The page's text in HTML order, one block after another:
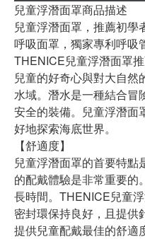
兒童浮潛面罩商品描述
兒童浮潛面罩，推薦初
呼吸面罩，獨家專利呼吸
THENICE兒童浮潛面罩推
兒童的好奇心與對大自然
水域。潛水是一種結合冒
安全的裝備。兒童浮潛面
好地探索海底世界。
【舒適度】
兒童浮潛面罩的首要特點
的配戴體驗是非常重要的
長時間。THENICE兒童
密封環保持良好，且提供
提供兒童配戴最佳的舒適